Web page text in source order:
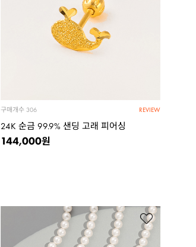
REVIEW
구매개수 306
24K 순금 99.9% 샌딩 고래 피어싱
144,000원